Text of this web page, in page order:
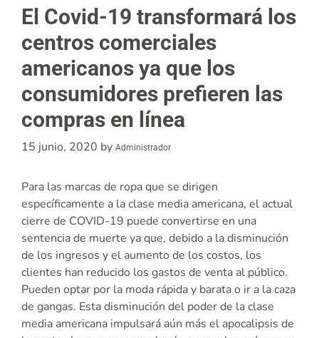
El Covid-19 transformará los
centros comerciales
americanos ya que los
consumidores prefieren las
compras en línea
15 junio, 2020 by Administrador
Para las marcas de ropa que se dirigen
específicamente a la clase media americana, el actual
cierre de COVID-19 puede convertirse en una
sentencia de muerte ya que, debido a la disminución
de los ingresos y el aumento de los costos, los
clientes han reducido los gastos de venta al público.
Pueden optar por la moda rápida y barata o ir a la caza
de gangas. Esta disminución del poder de la clase
media americana impulsará aún más el apocalipsis de